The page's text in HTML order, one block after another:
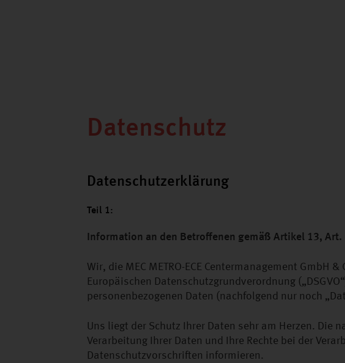
Datenschutz
Datenschutzerklärung
Teil 1:
Information an den Betroffenen gemäß Artikel 13,
Wir, die MEC METRO-ECE Centermanagement
Europäischen Datenschutzgrundverordnung
personenbezogenen Daten (nachfolgend nur noch
Uns liegt der Schutz Ihrer Daten sehr am Herzen. Die
Verarbeitung Ihrer Daten und Ihre Rechte bei der
Datenschutzvorschriften informieren.